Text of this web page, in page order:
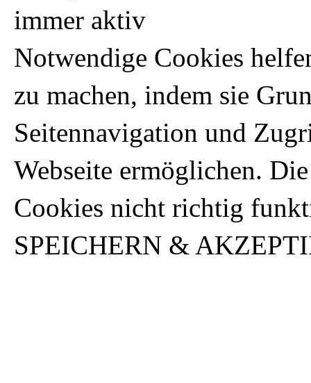
immer aktiv
Notwendige Cookies
zu machen, indem sie
Seitennavigation und
Webseite ermöglichen.
Cookies nicht richtig
SPEICHERN &